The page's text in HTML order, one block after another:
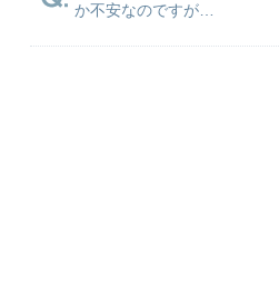
か不安なのですが…